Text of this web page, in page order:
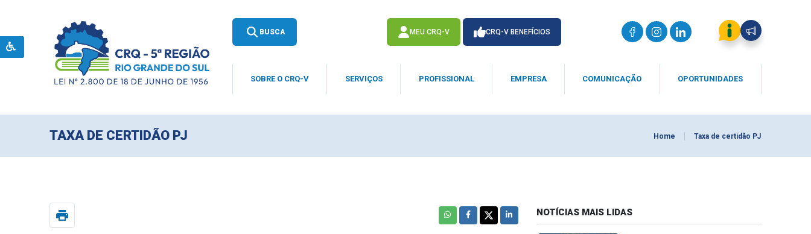
BUSCA MEU CRQ-V CRQ-V BENEFÍCIOS
SOBRE O CRQ-V SERVIÇOS PROFISSIONAL EMPRESA COMUNICAÇÃO OPORTUNIDADES
TAXA DE CERTIDÃO PJ Home Taxa de certidão PJ
print NOTÍCIAS MAIS LIDAS